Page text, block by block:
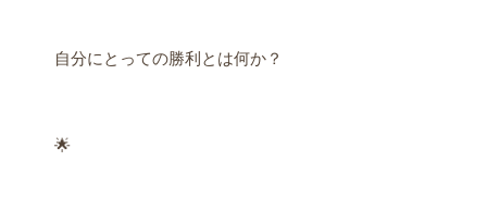
自分にとっての勝利とは何か？
🌟